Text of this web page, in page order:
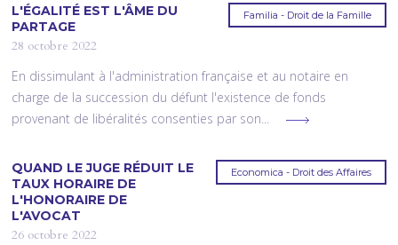
Familia - Droit de la Famille
L'ÉGALITÉ EST L'ÂME DU
PARTAGE
28 octobre 2022
En dissimulant à l'administration française et au notaire en
charge de la succession du défunt l'existence de fonds
provenant de libéralités consenties par son...
Economica - Droit des Affaires
QUAND LE JUGE RÉDUIT LE
TAUX HORAIRE DE
L'HONORAIRE DE
L'AVOCAT
26 octobre 2022